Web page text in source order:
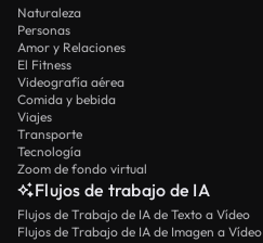
Naturaleza
Personas
Amor y Relaciones
El Fitness
Videografía aérea
Comida y bebida
Viajes
Transporte
Tecnología
Zoom de fondo virtual
Flujos de trabajo de IA
Flujos de Trabajo de IA de Texto a Vídeo
Flujos de Trabajo de IA de Imagen a Vídeo